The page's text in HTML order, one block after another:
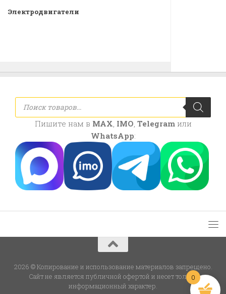
Электродвигатели
Поиск
товаров
Пишите нам в MAX IMO Telegramили
WhatsApp:
2026 © Копирование и использование материалов запрещено.
Сайт не является публичной офертой и несет только
информационный характер.
0